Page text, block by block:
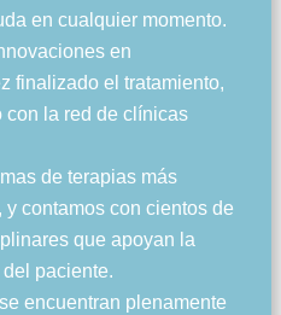
en cualquier momento.
en
finalizado el tratamiento,
con la red de clínicas
de terapias más
contamos con cientos de
que apoyan la
paciente.
encuentran plenamente